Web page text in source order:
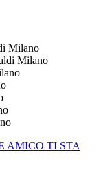
Milano
Milano
AMICO TI STA